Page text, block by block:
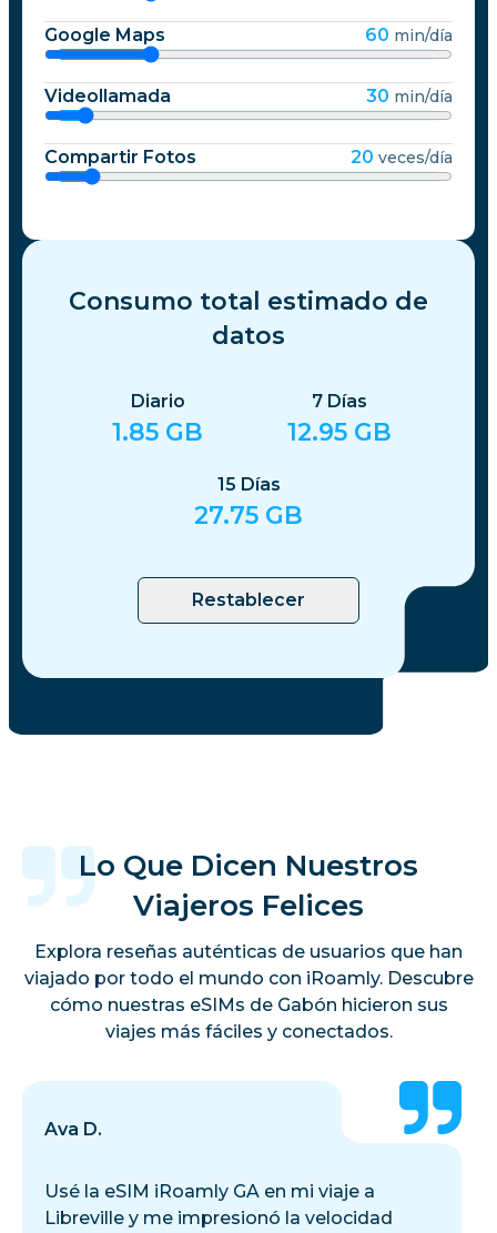
Google Maps 60 min/día
Videollamada 30 min/día
Compartir Fotos 20 veces/día
Consumo total estimado de
datos
Diario
1.85 GB
7 Días
12.95 GB
15 Días
27.75 GB
Restablecer
Lo Que Dicen Nuestros
Viajeros Felices
Explora reseñas auténticas de usuarios que han
viajado por todo el mundo con iRoamly. Descubre
cómo nuestras eSIMs de Gabón hicieron sus
viajes más fáciles y conectados.
Ava D.
Usé la eSIM iRoamly GA en mi viaje a
Libreville y me impresionó la velocidad